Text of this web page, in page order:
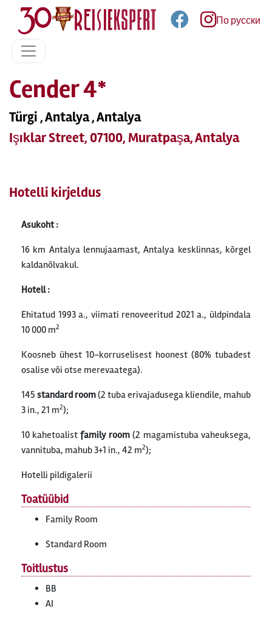
По русски
Cender 4*
Türgi , Antalya , Antalya
Işıklar Street, 07100, Muratpaşa, Antalya
Hotelli kirjeldus
Asukoht :
16 km Antalya lennujaamast, Antalya kesklinnas, kõrgel
kaldanõlvakul.
Hotell :
Ehitatud 1993 a., viimati renoveeritud 2021 a., üldpindala
10 000 m2
Koosneb ühest 10-korruselisest hoonest (80% tubadest
osalise või otse merevaatega).
145 standard room(2 tuba erivajadusega kliendile, mahub
3 in., 21 m2);
10 kahetoalist family room (2 magamistuba vaheuksega,
vannituba, mahub 3+1 in., 42 m2);
Hotelli pildigalerii
Toatüübid
Family Room
Standard Room
Toitlustus
BB
AI